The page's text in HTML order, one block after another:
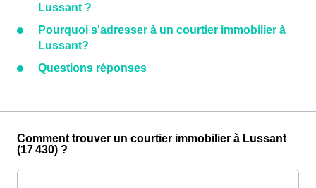
Lussant ?
Pourquoi s'adresser à un courtier immobilier à
Lussant?
Questions réponses
Comment trouver un courtier immobilier à Lussant
(17 430) ?